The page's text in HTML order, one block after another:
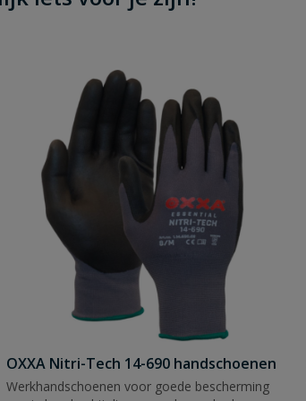
OXXA Nitri-Tech 14-690 handschoenen
Werkhandschoenen voor goede bescherming